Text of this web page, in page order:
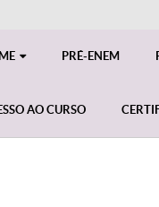
PRÉ-ENEM
AO CURSO